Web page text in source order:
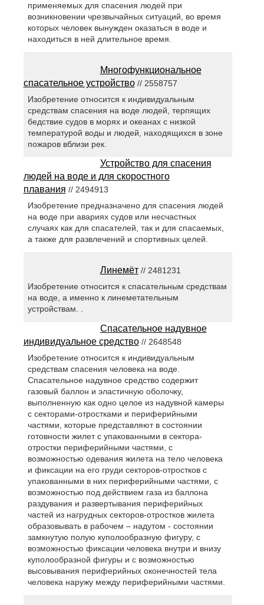
применяемых для спасения людей при
возникновении чрезвычайных ситуаций, во время
которых человек вынужден оказаться в воде и
находиться в ней длительное время.
Многофункциональное
спасательное устройство// 2558757
Изобретение относится к индивидуальным
средствам спасения на воде людей, терпящих
бедствие судов в морях и океанах с низкой
температурой воды и людей, находящихся в зоне
пожаров вблизи рек.
Устройство для спасения
людей на воде и для скоростного
плавания // 2494913
Изобретение предназначено для спасения людей
на воде при авариях судов или несчастных
случаях как для спасателей, так и для спасаемых,
а также для развлечений и спортивных целей.
Линемёт// 2481231
Изобретение относится к спасательным средствам
на воде, а именно к линеметательным
устройствам. .
Спасательное надувное
индивидуальное средство// 2648548
Изобретение относится к индивидуальным
средствам спасения человека на воде.
Спасательное надувное средство содержит
газовый баллон и эластичную оболочку,
выполненную как одно целое из надувной камеры
с секторами-отростками и периферийными
частями, которые представляют в состоянии
готовности жилет с упакованными в сектора-
отростки периферийными частями, с
возможностью одевания жилета на тело человека
и фиксации на его груди секторов-отростков с
упакованными в них периферийными частями, с
возможностью под действием газа из баллона
раздувания и развертывания периферийных
частей из нагрудных секторов-отростков жилета
образовывать в рабочем – надутом - состоянии
замкнутую полую куполообразную фигуру, с
возможностью фиксации человека внутри и внизу
куполообразной фигуры и с возможностью
высовывания периферийных оконечностей тела
человека наружу между периферийными частями.